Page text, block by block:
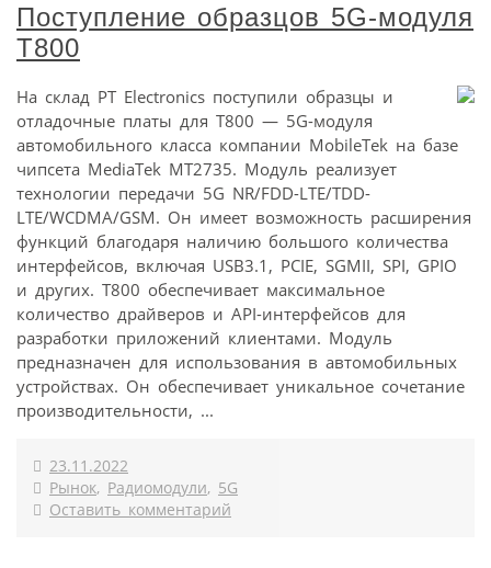
Поступление образцов 5G-модуля
T800
На склад PT Electronics поступили образцы и
отладочные платы для T800 — 5G-модуля
автомобильного класса компании MobileTek на базе
чипсета MediaTek MT2735. Модуль реализует
технологии передачи 5G NR/FDD-LTE/TDD-
LTE/WCDMA/GSM. Он имеет возможность расширения
функций благодаря наличию большого количества
интерфейсов, включая USB3.1, PCIE, SGMII, SPI, GPIO
и других. T800 обеспечивает максимальное
количество драйверов и API-интерфейсов для
разработки приложений клиентами. Модуль
предназначен для использования в автомобильных
устройствах. Он обеспечивает уникальное сочетание
производительности, ...
23.11.2022
Рынок, Радиомодули, 5G
Оставить комментарий